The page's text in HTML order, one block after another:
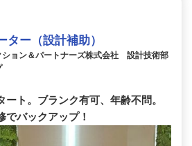
ー（設計補助）
ション＆パートナーズ株式会社 設計技術部
ト。ブランク有可、年齢不問。
でバックアップ！